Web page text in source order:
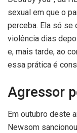
sexual em que o
perceba. Ela só se
violência dias
e, mais tarde, ao
essa prática é
Agressor
Em outubro deste
Newsom